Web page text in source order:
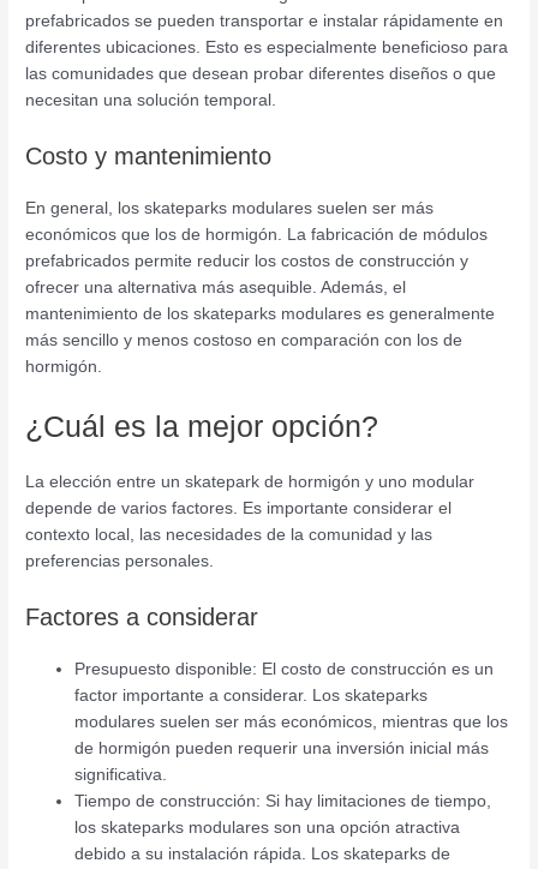
prefabricados se pueden transportar e instalar rápidamente en
diferentes ubicaciones. Esto es especialmente beneficioso para
las comunidades que desean probar diferentes diseños o que
necesitan una solución temporal.
Costo y mantenimiento
En general, los skateparks modulares suelen ser más
económicos que los de hormigón. La fabricación de módulos
prefabricados permite reducir los costos de construcción y
ofrecer una alternativa más asequible. Además, el
mantenimiento de los skateparks modulares es generalmente
más sencillo y menos costoso en comparación con los de
hormigón.
¿Cuál es la mejor opción?
La elección entre un skatepark de hormigón y uno modular
depende de varios factores. Es importante considerar el
contexto local, las necesidades de la comunidad y las
preferencias personales.
Factores a considerar
Presupuesto disponible: El costo de construcción es un
factor importante a considerar. Los skateparks
modulares suelen ser más económicos, mientras que los
de hormigón pueden requerir una inversión inicial más
significativa.
Tiempo de construcción: Si hay limitaciones de tiempo,
los skateparks modulares son una opción atractiva
debido a su instalación rápida. Los skateparks de